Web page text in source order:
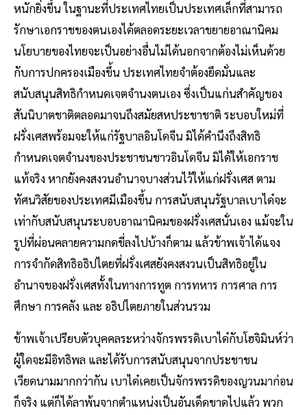
หนักยิ่งขึ้น ในฐานะที่ประเทศไทยเป็นประเทศเล็กที่สามารถ
รักษาเอกราชของตนเองได้ตลอดระยะเวลาขยายอาณานิคม
นโยบายของไทยจะเป็นอย่างอื่นไม่ได้นอกจากต้องไม่เห็นด้วย
กับการปกครองเมืองขึ้น ประเทศไทยจำต้องยึดมั่นและ
สนับสนุนสิทธิกำหนดเจตจำนงตนเอง ซึ่งเป็นแก่นสำคัญของ
สันนิบาตชาติตลอดมาจนถึงสมัยสหประชาชาติ ระบอบใหม่ที่
ฝรั่งเศสพร้อมจะให้แก่รัฐบาลอินโดจีน มิได้คำนึงถึงสิทธิ
กำหนดเจตจำนงของประชาชนชาวอินโดจีน มิได้ให้เอกราช
แท้จริง หากยังคงสงวนอำนาจบางส่วนไว้ให้แก่ฝรั่งเศส ตาม
ทัศนวิสัยของประเทศมีเมืองขึ้น การสนับสนุนรัฐบาลเบาได๋จะ
เท่ากับสนับสนุนระบอบอาณานิคมของฝรั่งเศสนั่นเอง แม้จะใน
รูปที่ผ่อนคลายความกดขี่ลงไปบ้างก็ตาม แล้วข้าพเจ้าได้แจง
การจำกัดสิทธิอธิปไตยที่ฝรั่งเศสยังคงสงวนเป็นสิทธิอยู่ใน
อำนาจของฝรั่งเศสทั้งในทางการทูต การทหาร การศาล การ
ศึกษา การคลัง และ อธิปไตยภายในส่วนรวม
ข้าพเจ้าเปรียบตัวบุคคลระหว่างจักรพรรดิเบาได๋กับโฮจิมินห์ว่า
ผู้ใดจะมีอิทธิพล และได้รับการสนับสนุนจากประชาชน
เวียดนามมากกว่ากัน เบาได๋เคยเป็นจักรพรรดิของญวนมาก่อน
ก็จริง แต่ก็ได้ลาพ้นจากตำแหน่งเป็นอันเด็ดขาดไปแล้ว พวก